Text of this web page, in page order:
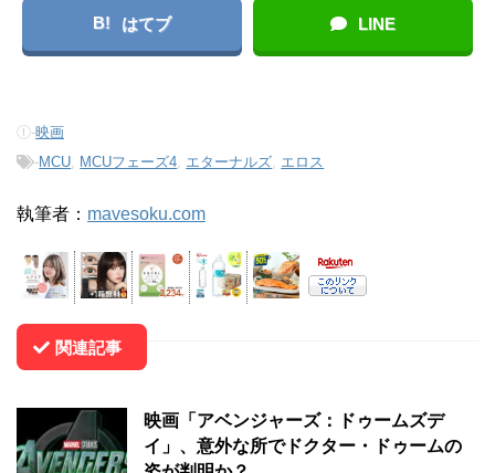
B! はてブ LINE
-映画
-MCU MCUフェーズ4 エターナルズ エロス
執筆者： mavesoku.com
関連記事
映画「アベンジャーズ：ドゥームズデ
イ」、意外な所でドクター・ドゥームの